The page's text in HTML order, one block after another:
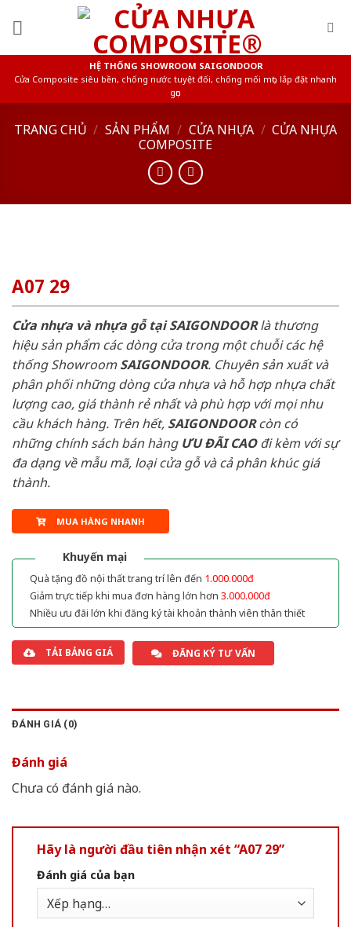
HỆ THỐNG SHOWROOM SAIGONDOOR
Cửa Composite siêu bền, chống nước tuyệt đối, chống mối mọt, lắp đặt nhanh
gọn
TRANG CHỦ / SẢN PHẨM / CỬA NHỰA / CỬA NHỰA
COMPOSITE
A07 29
Cửa nhựa và nhựa gỗ tại SAIGONDOORlà thương
hiệu sản phẩm các dòng cửa trong một chuỗi các hệ
thống ShowroomSAIGONDOOR. Chuyên sản xuất và
phân phối những dòng cửa nhựa và hỗ hợp nhựa chất
lượng cao, giá thành rẻ nhất và phù hợp với mọi nhu
cầu khách hàng. Trên hết, SAIGONDOORcòn có
những chính sách bán hàng ƯU ĐÃI CAOđi kèm với sự
đa dạng về mẫu mã, loại cửa gỗ và cả phân khúc giá
thành.
MUA HÀNG NHANH
Khuyến mại
Quà tặng đồ nội thất trang trí lên đến 1.000.000đ
Giảm trực tiếp khi mua đơn hàng lớn hơn 3.000.000đ
Nhiều ưu đãi lớn khi đăng ký tài khoản thành viên thân thiết
TẢI BẢNG GIÁ ĐĂNG KÝ TƯ VẤN
ĐÁNH GIÁ (0)
Đánh giá
Chưa có đánh giá nào.
Hãy là người đầu tiên nhận xét “A07 29”
Đánh giá của bạn